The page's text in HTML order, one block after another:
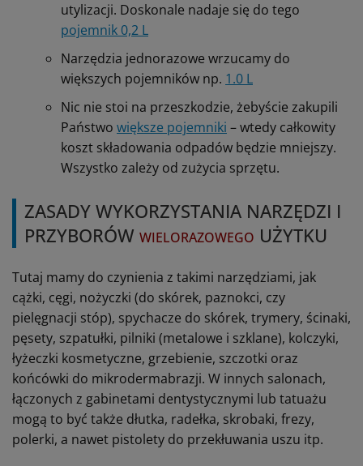
utylizacji. Doskonale nadaje się do tego
pojemnik 0,2 L
Narzędzia jednorazowe wrzucamy do
większych pojemników np. 1.0 L
Nic nie stoi na przeszkodzie, żebyście zakupili
Państwo większe pojemniki – wtedy całkowity
koszt składowania odpadów będzie mniejszy.
Wszystko zależy od zużycia sprzętu.
ZASADY WYKORZYSTANIA NARZĘDZI I
PRZYBORÓW WIELORAZOWEGO UŻYTKU
Tutaj mamy do czynienia z takimi narzędziami, jak
cążki, cęgi, nożyczki (do skórek, paznokci, czy
pielęgnacji stóp), spychacze do skórek, trymery, ścinaki,
pęsety, szpatułki, pilniki (metalowe i szklane), kolczyki,
łyżeczki kosmetyczne, grzebienie, szczotki oraz
końcówki do mikrodermabrazji. W innych salonach,
łączonych z gabinetami dentystycznymi lub tatuażu
mogą to być także dłutka, radełka, skrobaki, frezy,
polerki, a nawet pistolety do przekłuwania uszu itp.